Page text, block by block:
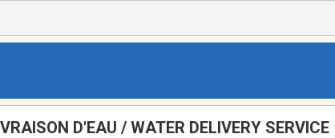
D'EAU / WATER DELIVERY SERVICE